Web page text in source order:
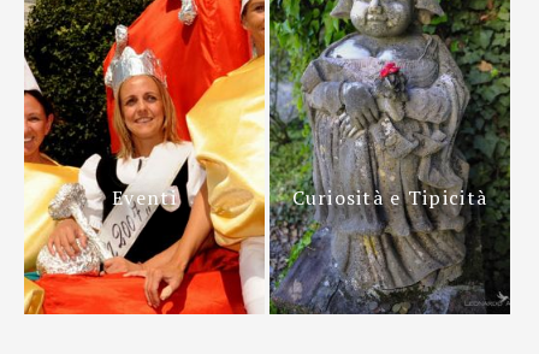
Eventi Curiosità e Tipicità